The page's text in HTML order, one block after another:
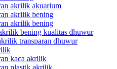
akrilik akuarium
akrilik bening
akrilik bening
bening kualitas dhuwur
transparan dhuwur
kaca akrilik
plastik akrilik